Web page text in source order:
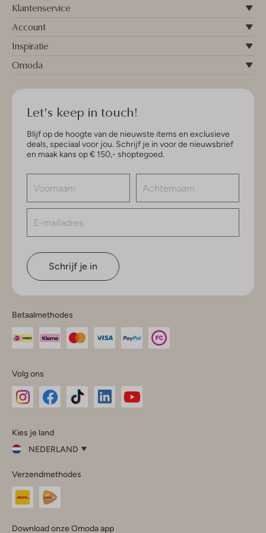
Klantenservice
Account
Inspiratie
Omoda
Let's keep in touch!
Blijf op de hoogte van de nieuwste items en exclusieve
deals, speciaal voor jou. Schrijf je in voor de nieuwsbrief
en maak kans op € 150,- shoptegoed.
Schrijf je in
Betaalmethodes
Volg ons
InstagramFacebook
Kies je land
NEDERLAND
je
land
Nederland
Verzendmethodes
Download onze Omoda app